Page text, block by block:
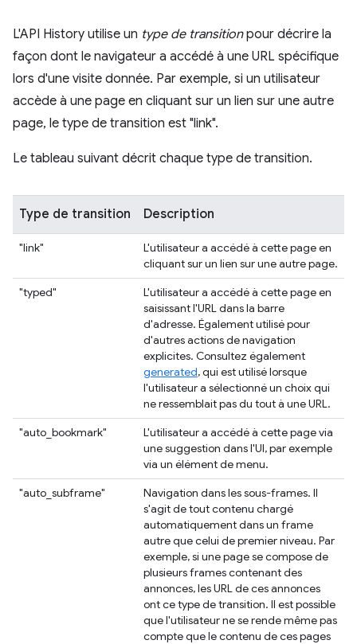
L'API History utilise un type de transitionpour décrire la
façon dont le navigateur a accédé à une URL spécifique
lors d'une visite donnée. Par exemple, si un utilisateur
accède à une page en cliquant sur un lien sur une autre
page, le type de transition est "link".
Le tableau suivant décrit chaque type de transition.
Type de transition Description
"link"
L'utilisateur a accédé à cette page en
cliquant sur un lien sur une autre page.
"typed"
L'utilisateur a accédé à cette page en
saisissant l'URL dans la barre
d'adresse. Également utilisé pour
d'autres actions de navigation
explicites. Consultez également
generated, qui est utilisé lorsque
l'utilisateur a sélectionné un choix qui
ne ressemblait pas du tout à une URL.
"auto_bookmark"
L'utilisateur a accédé à cette page via
une suggestion dans l'UI, par exemple
via un élément de menu.
"auto_subframe"
Navigation dans les sous-frames. Il
s'agit de tout contenu chargé
automatiquement dans un frame
autre que celui de premier niveau. Par
exemple, si une page se compose de
plusieurs frames contenant des
annonces, les URL de ces annonces
ont ce type de transition. Il est possible
que l'utilisateur ne se rende même pas
compte que le contenu de ces pages